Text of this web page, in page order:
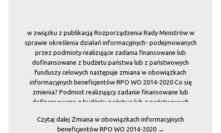
w związku z publikacją Rozporządzenia Rady Ministrów w
sprawie określenia działań informacyjnych- podejmowanych
przez podmioty realizujące zadania finansowane lub
dofinansowane z budżetu państwa lub z państwowych
funduszy celowych następuje zmiana w obowiązkach
informacyjnych beneficjentów RPO WO 2014-2020 Co się
zmienia? Podmiot realizujący zadanie finansowane lub
dofinansowane z budżetu państwa lub z państwowych
Czytaj dalej Zmiana w obowiązkach informacyjnych
beneficjentów RPO WO 2014-2020 →